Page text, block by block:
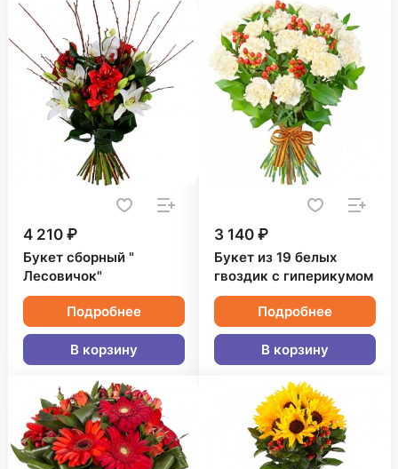
4 210 ₽
Букет сборный "
Лесовичок"
Подробнее
В корзину
3 140 ₽
Букет из 19 белых
гвоздик с гиперикумом
Подробнее
В корзину